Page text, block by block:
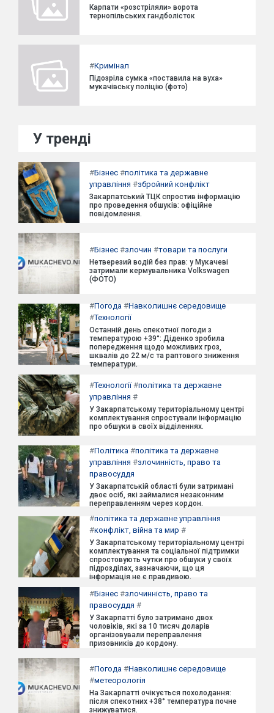
Карпати «розстріляли» ворота
тернопільських гандболісток
#Кримінал
Підозріла сумка «поставила на вуха»
мукачівську поліцію (фото)
У тренді
#Бізнес #політика та державне
управління #збройний конфлікт
Закарпатський ТЦК спростив інформацію
про проведення обшуків: офіційне
повідомлення.
#Бізнес #злочин #товари та послуги
Нетверезий водій без прав: у Мукачеві
затримали кермувальника Volkswagen
(ФОТО)
#Погода #Навколишнє середовище
#Технології
Останній день спекотної погоди з
температурою +39°: Діденко зробила
попередження щодо можливих гроз,
шквалів до 22 м/с та раптового зниження
температури.
#Технології#політика та державне
управління #
У Закарпатському територіальному центрі
комплектування спростували інформацію
про обшуки в своїх відділеннях.
#Політика #політика та державне
управління #злочинність, право та
правосуддя
У Закарпатській області були затримані
двоє осіб, які займалися незаконним
переправленням через кордон.
#політика та державне управління
#конфлікт, війна та мир #
У Закарпатському територіальному центрі
комплектування та соціальної підтримки
спростовують чутки про обшуки у своїх
підрозділах, зазначаючи, що ця
інформація не є правдивою.
#Бізнес #злочинність, право та
правосуддя #
У Закарпатті було затримано двох
чоловіків, які за 10 тисяч доларів
організовували переправлення
призовників до кордону.
#Погода #Навколишнє середовище
#метеорологія
На Закарпатті очікується похолодання:
після спекотних +38° температура почне
знижуватися.